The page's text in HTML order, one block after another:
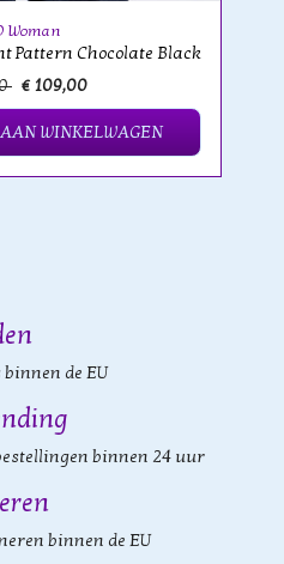
Woman
Pattern Chocolate Black
€ 109,00
WINKELWAGEN
de EU
binnen 24 uur
binnen de EU